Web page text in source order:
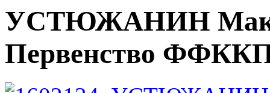
УСТЮЖАНИН
Первенство ФФККП